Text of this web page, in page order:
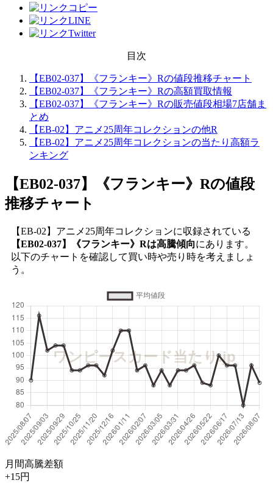
目次
【EB02-037】《フランキー》Rの値段推移チャート
【EB02-037】《フランキー》Rの高額買取情報
【EB02-037】《フランキー》Rの販売値段相場7店舗ま
とめ
【EB-02】アニメ25周年コレクションの他R
【EB-02】アニメ25周年コレクションの当たり高額ラ
ンキング
【EB02-037】《フランキー》Rの値段
推移チャート
【EB-02】アニメ25周年コレクションに収録されている
【EB02-037】《フランキー》Rは高騰傾向にあります。
以下のチャートを確認して買い時や売り時を考えましょ
う。
月間高騰差額
+15円